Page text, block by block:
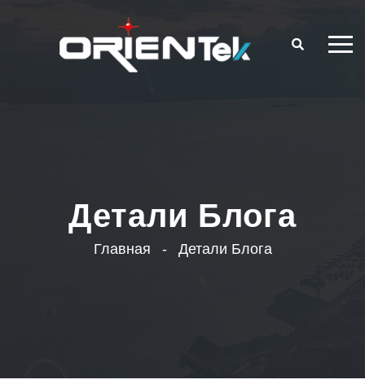
Детали Блога
Главная Детали Блога